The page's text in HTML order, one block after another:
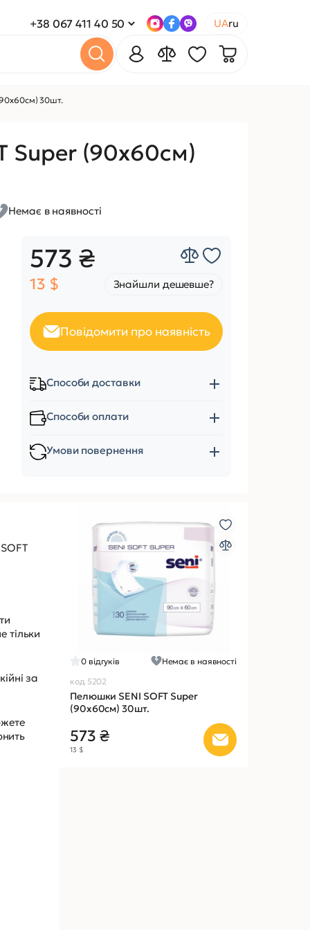
+38 067 411 40 50 UAru
30шт.
Super (90х60см)
Немає в наявності
573 ₴
13 $ Знайшли дешевше?
Повідомити про наявність
Способи доставки
Способи оплати
Умови повернення
тільки
за
0 відгуків
Немає в наявності
код 5202
Пелюшки SENI SOFT Super
(90х60см) 30шт.
573 ₴
13 $